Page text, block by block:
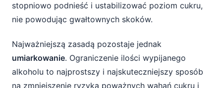
stopniowo podnieść i ustabilizować poziom cukru,
nie powodując gwałtownych skoków.
Najważniejszą zasadą pozostaje jednak
umiarkowanie. Ograniczenie ilości wypijanego
alkoholu to najprostszy i najskuteczniejszy sposób
na zmniejszenie ryzyka poważnych wahań cukru i